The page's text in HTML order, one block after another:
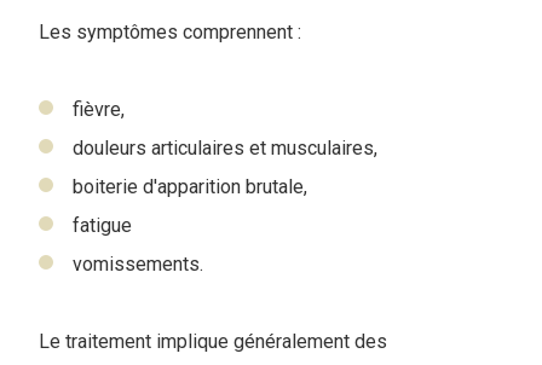
Les symptômes comprennent :
fièvre,
douleurs articulaires et musculaires,
boiterie d'apparition brutale,
fatigue
vomissements.
Le traitement implique généralement des